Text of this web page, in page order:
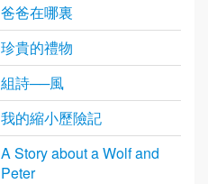
爸爸在哪裏
珍貴的禮物
組詩──風
我的縮小歷險記
A Story about a Wolf and
Peter